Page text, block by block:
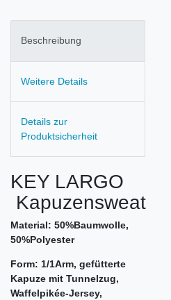
Beschreibung
Weitere Details
Details zur
Produktsicherheit
KEY LARGO
Kapuzensweat
Material: 50%Baumwolle,
50%Polyester
Form: 1/1Arm, gefütterte
Kapuze mit Tunnelzug,
Waffelpikée-Jersey,